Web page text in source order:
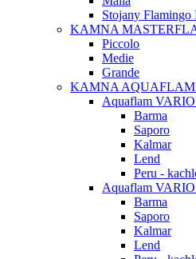
Stojany
KAMNA
Piccolo
Medie
Grande
KAMNA AQUAFLAM
Aquaflam VARIO
Barma
Saporo
Kalmar
Lend
Peru -
Aquaflam
Barma
Saporo
Kalmar
Lend